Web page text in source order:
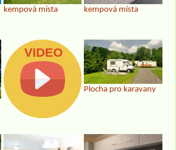
kempová místa kempová místa
Plocha pro karavany